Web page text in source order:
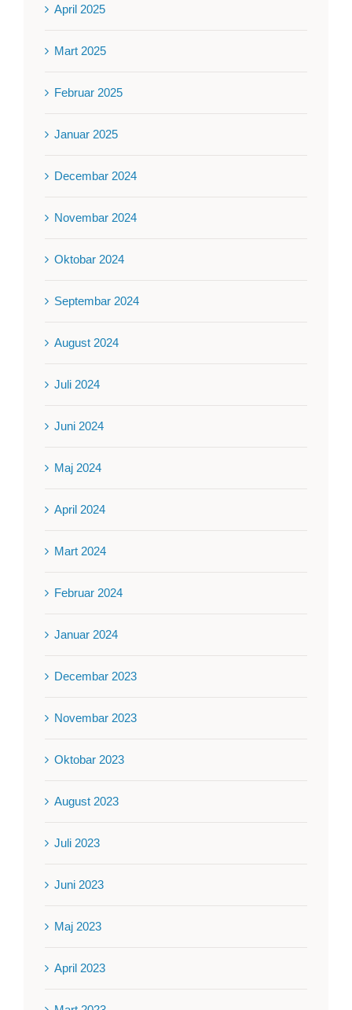
April 2025
Mart 2025
Februar 2025
Januar 2025
Decembar 2024
Novembar 2024
Oktobar 2024
Septembar 2024
August 2024
Juli 2024
Juni 2024
Maj 2024
April 2024
Mart 2024
Februar 2024
Januar 2024
Decembar 2023
Novembar 2023
Oktobar 2023
August 2023
Juli 2023
Juni 2023
Maj 2023
April 2023